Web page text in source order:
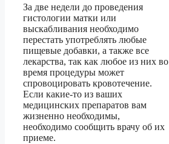
За две недели до проведения
гистологии матки или
выскабливания необходимо
перестать употреблять любые
пищевые добавки, а также все
лекарства, так как любое из них во
время процедуры может
спровоцировать кровотечение.
Если какие-то из ваших
медицинских препаратов вам
жизненно необходимы,
необходимо сообщить врачу об их
приеме.